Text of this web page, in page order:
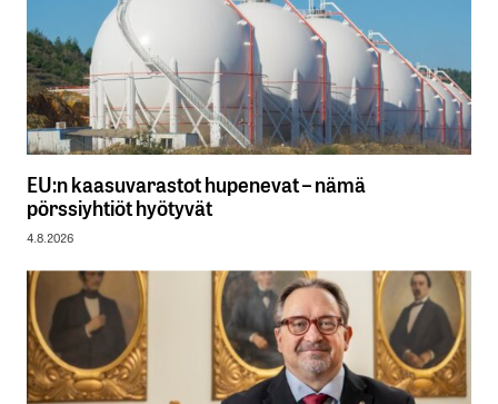
EU:n kaasuvarastot hupenevat – nämä
pörssiyhtiöt hyötyvät
4.8.2026